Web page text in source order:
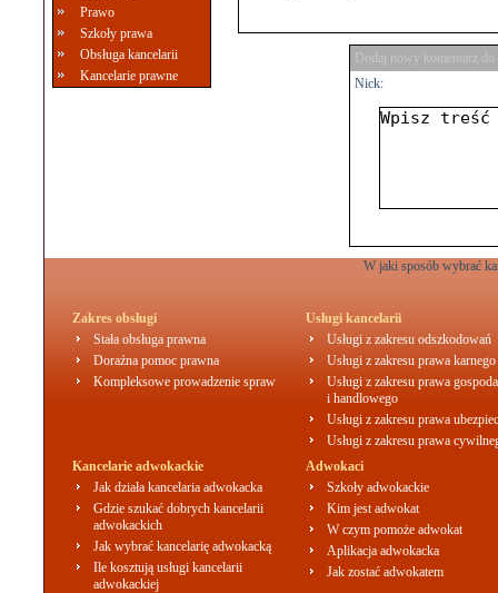
Prawo
Szkoły prawa
Obsługa kancelarii
Kancelarie prawne
Dodaj nowy komentarz
Nick:
W jaki sposób wybrać
Zakres obsługi
Stała obsługa prawna
Doraźna pomoc prawna
Kompleksowe prowadzenie spraw
Usługi kancelarii
Usługi z zakresu odszkodowań
Usługi z zakresu prawa karnego
Usługi z zakresu prawa
i handlowego
Usługi z zakresu prawa
Usługi z zakresu prawa
Kancelarie adwokackie
Jak działa kancelaria adwokacka
Gdzie szukać dobrych kancelarii
adwokackich
Jak wybrać kancelarię adwokacką
Ile kosztują usługi kancelarii
adwokackiej
Adwokaci
Szkoły adwokackie
Kim jest adwokat
W czym pomoże adwokat
Aplikacja adwokacka
Jak zostać adwokatem